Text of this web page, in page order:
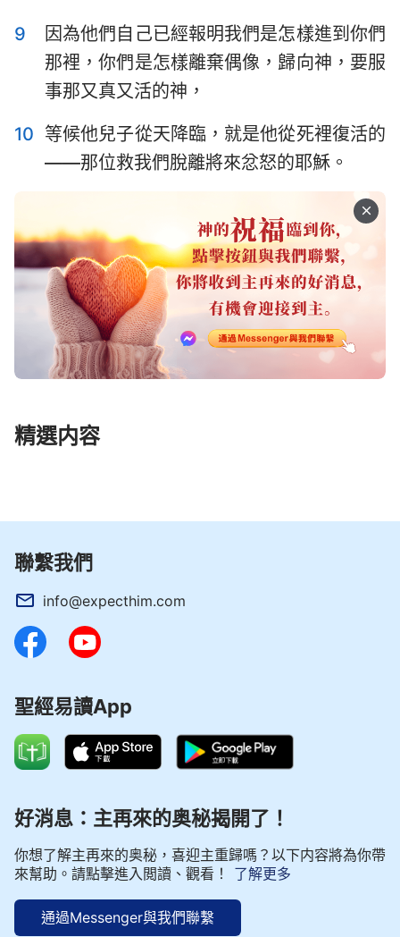
1 2 3 4 5
9
因為他們自己已經報明我們是怎樣進到你們
那裡，你們是怎樣離棄偶像，歸向神，要服
事那又真又活的神，
10 等候他兒子從天降臨，就是他從死裡復活的
——那位救我們脫離將來忿怒的耶穌。
精選内容
聯繫我們
info@expecthim.com
聖經易讀App
好消息：主再來的奥秘揭開了！
你想了解主再來的奥秘，喜迎主重歸嗎？以下内容將為你帶
來幫助。請點擊進入閲讀、觀看！
了解更多
通過Messenger與我們聯繫